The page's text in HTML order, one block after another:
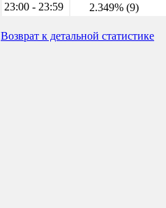
23:00 - 23:59
2.349% (9)
Возврат к детальной статистике